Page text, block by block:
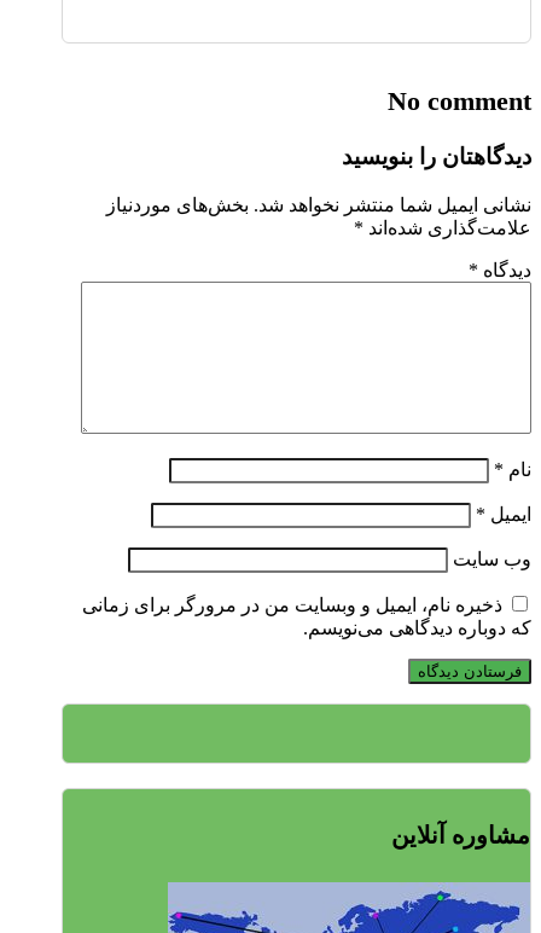
No comment
دیدگاهتان را بنویسید
نشانی ایمیل شما منتشر نخواهد شد. بخش‌های موردنیاز
علامت‌گذاری شده‌اند *
دیدگاه *
نام *
ایمیل *
وب‌ سایت
ذخیره نام، ایمیل و وبسایت من در مرورگر برای زمانی
که دوباره دیدگاهی می‌نویسم.
مشاوره آنلاین